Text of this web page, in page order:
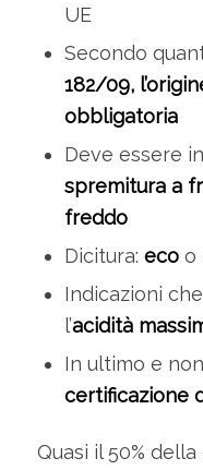
UE
Secondo
182/09,
obbligatoria
Deve essere
spremitura a
freddo
Dicitura: ecoo
Indicazioni
l’acidità
In ultimo e
certificazione
Quasi il 50%